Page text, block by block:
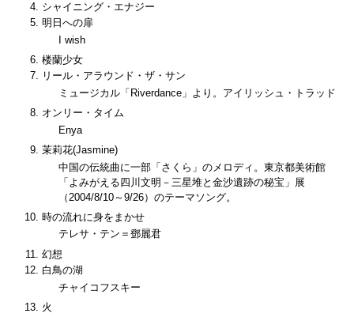
シャイニング・エナジー
明日への扉
I wish
楼蘭少女
リール・アラウンド・ザ・サン
ミュージカル「Riverdance」より。アイリッシュ・トラッド
オンリー・タイム
Enya
茉莉花(Jasmine)
中国の伝統曲に一部「さくら」のメロディ。東京都美術館
「よみがえる四川文明－三星堆と金沙遺跡の秘宝」展
（2004/8/10～9/26）のテーマソング。
時の流れに身をまかせ
テレサ・テン＝鄧麗君
幻想
白鳥の湖
チャイコフスキー
火